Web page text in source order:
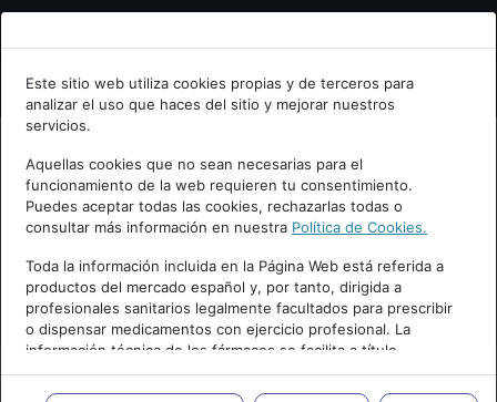
Bienvenid@ a psiquiatria.com
Escribe tu Email
Accede o regístrate con tu email.
Cancelar
Este sitio web utiliza cookies propias y de terceros para
analizar el uso que haces del sitio y mejorar nuestros
servicios.
Aquellas cookies que no sean necesarias para el
funcionamiento de la web requieren tu consentimiento.
Puedes aceptar todas las cookies, rechazarlas todas o
consultar más información en nuestra Política de Cookies.
Toda la información incluida en la Página Web está referida a
productos del mercado español y, por tanto, dirigida a
profesionales sanitarios legalmente facultados para prescribir
o dispensar medicamentos con ejercicio profesional. La
información técnica de los fármacos se facilita a título
meramente informativo, siendo responsabilidad de los
profesionales facultados prescribir medicamentos y decidir, en